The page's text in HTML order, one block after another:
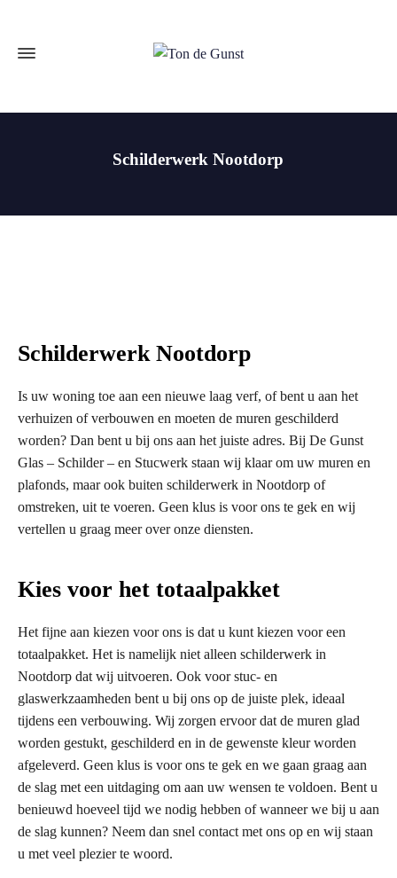
Schilderwerk Nootdorp
Schilderwerk Nootdorp
Is uw woning toe aan een nieuwe laag verf, of bent u aan het
verhuizen of verbouwen en moeten de muren geschilderd
worden? Dan bent u bij ons aan het juiste adres. Bij De Gunst
Glas – Schilder – en Stucwerk staan wij klaar om uw muren en
plafonds, maar ook buiten schilderwerk in Nootdorp of
omstreken, uit te voeren. Geen klus is voor ons te gek en wij
vertellen u graag meer over onze diensten.
Kies voor het totaalpakket
Het fijne aan kiezen voor ons is dat u kunt kiezen voor een
totaalpakket. Het is namelijk niet alleen schilderwerk in
Nootdorp dat wij uitvoeren. Ook voor stuc- en
glaswerkzaamheden bent u bij ons op de juiste plek, ideaal
tijdens een verbouwing. Wij zorgen ervoor dat de muren glad
worden gestukt, geschilderd en in de gewenste kleur worden
afgeleverd. Geen klus is voor ons te gek en we gaan graag aan
de slag met een uitdaging om aan uw wensen te voldoen. Bent u
benieuwd hoeveel tijd we nodig hebben of wanneer we bij u aan
de slag kunnen? Neem dan snel contact met ons op en wij staan
u met veel plezier te woord.